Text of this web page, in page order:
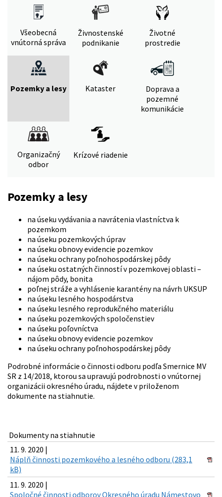
Všeobecná
vnútorná správa
Živnostenské
podnikanie
Životné
prostredie
Pozemky a lesy Kataster
Doprava a
pozemné
komunikácie
Organizačný
odbor
Krízové riadenie
Pozemky a lesy
na úseku vydávania a navrátenia vlastníctva k
pozemkom
na úseku pozemkových úprav
na úseku obnovy evidencie pozemkov
na úseku ochrany poľnohospodárskej pôdy
na úseku ostatných činností v pozemkovej oblasti –
nájom pôdy, bonita
poľnej stráže a vyhlásenie karantény na návrh UKSUP
na úseku lesného hospodárstva
na úseku lesného reprodukčného materiálu
na úseku pozemkových spoločenstiev
na úseku poľovníctva
na úseku obnovy evidencie pozemkov
na úseku ochrany poľnohospodárskej pôdy
Podrobné informácie o činnosti odboru podľa Smernice MV
SR z 14/2018, ktorou sa upravujú podrobnosti o vnútornej
organizácii okresného úradu, nájdete v priloženom
dokumente na stiahnutie.
Dokumenty na stiahnutie
11. 9. 2020 |
Náplň činnosti pozemkového a lesného odboru (283,1
kB)
11. 9. 2020 |
Spoločné činnosti odborov Okresného úradu Námestovo